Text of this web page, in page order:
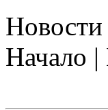
Новости
Начало |